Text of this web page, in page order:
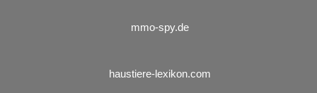
mmo-spy.de
haustiere-lexikon.com